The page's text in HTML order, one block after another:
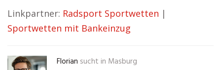
Linkpartner: Radsport Sportwetten |
Sportwetten mit Bankeinzug
Florian sucht in Masburg